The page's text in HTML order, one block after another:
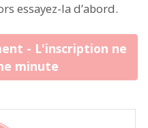
essayez-la d’abord.
- L'inscription ne
minute